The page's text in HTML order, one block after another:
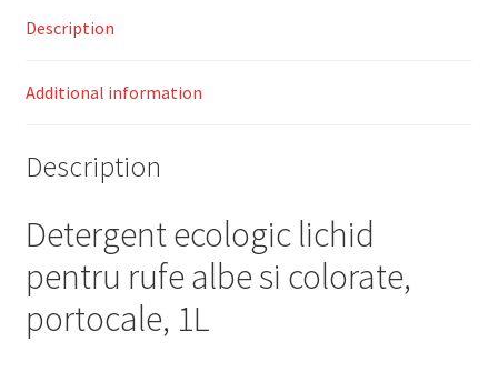
Description
Additional information
Description
Detergent ecologic lichid
pentru rufe albe si colorate,
portocale, 1L